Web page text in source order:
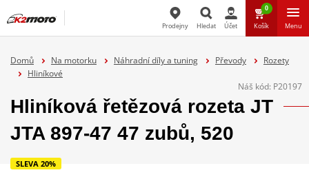
Hledat
Prodejny Hledat Účet
0
Košík Menu
Domů Na motorku Náhradní díly a tuning Převody
Rozety
Hliníkové
Náš kód: P20197
Hliníková řetězová rozeta JT
JTA 897-47 47 zubů, 520
SLEVA 20%